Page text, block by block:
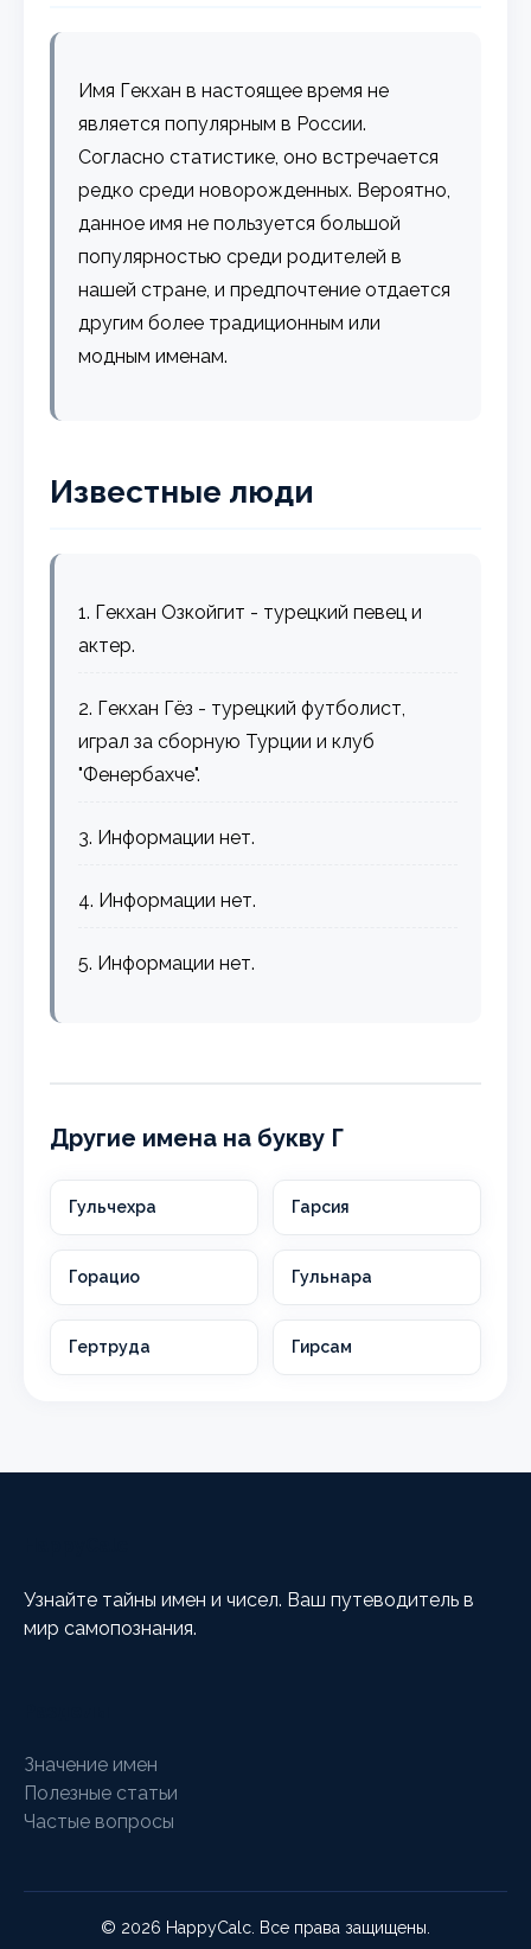
Имя Гекхан в настоящее время не
является популярным в России.
Согласно статистике, оно встречается
редко среди новорожденных. Вероятно,
данное имя не пользуется большой
популярностью среди родителей в
нашей стране, и предпочтение отдается
другим более традиционным или
модным именам.
Известные люди
1. Гекхан Озкойгит - турецкий певец и
актер.
2. Гекхан Гёз - турецкий футболист,
играл за сборную Турции и клуб
"Фенербахче".
3. Информации нет.
4. Информации нет.
5. Информации нет.
Другие имена на букву Г
Гульчехра Гарсия
Горацио Гульнара
Гертруда Гирсам
Узнайте тайны имен и чисел. Ваш путеводитель в
мир самопознания.
Значение имен
Полезные статьи
Частые вопросы
© 2026 HappyCalc. Все права защищены.